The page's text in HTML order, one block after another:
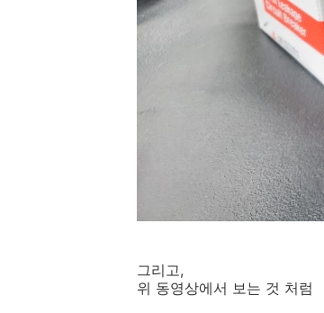
그리고,
위 동영상에서 보는 것 처럼